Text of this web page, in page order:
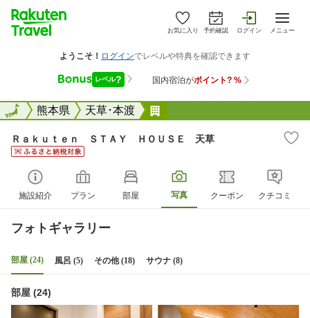
お気に入り 予約確認 ログイン メニュー
全国熊本県 天草･本渡
全国
Ｒａｋｕｔｅｎ ＳＴＡＹ ＨＯＵＳＥ 天草
施設紹介 プラン 部屋 写真 クーポン クチコミ
フォトギャラリー
部屋 (24) 風呂 (5) その他 (18) サウナ (8)
部屋 (24)